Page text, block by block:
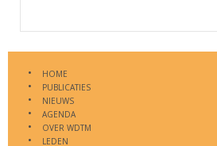
HOME
PUBLICATIES
NIEUWS
AGENDA
OVER WDTM
LEDEN